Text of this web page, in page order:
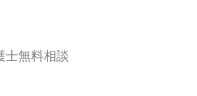
士無料相談